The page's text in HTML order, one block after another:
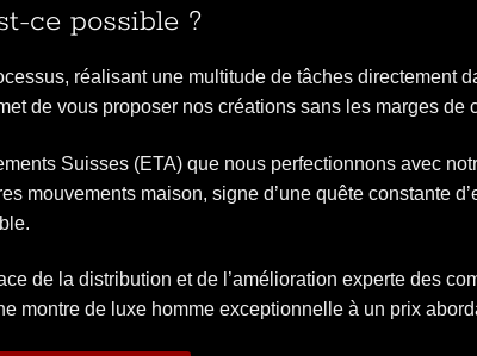
ce possible ?
réalisant une multitude de tâches directement
de vous proposer nos créations sans les marges de
Suisses (ETA) que nous perfectionnons avec
mouvements maison, signe d’une quête constante
de la distribution et de l’amélioration experte des
montre de luxe homme exceptionnelle à un prix